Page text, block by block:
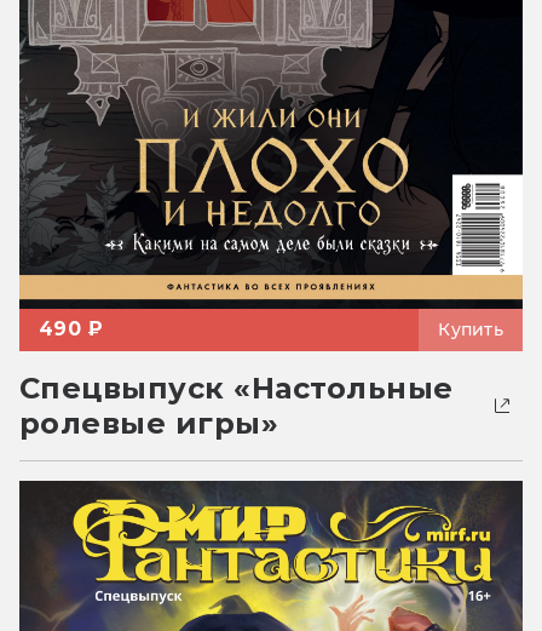
490 ₽ Купить
Спецвыпуск «Настольные
ролевые игры»